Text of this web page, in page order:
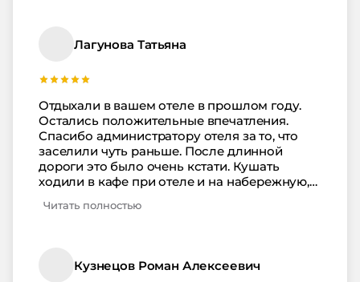
скучать было некогда. Еда в кафе при отеле
вкусная, свежая и в меню есть большой
доброжелательный. Вернемся к вам снова!
Лагунова Татьяна
Отдыхали в вашем отеле в прошлом году.
Остались положительные впечатления.
Спасибо администратору отеля за то, что
заселили чуть раньше. После длинной
дороги это было очень кстати. Кушать
ходили в кафе при отеле и на набережную,
погулять. Бассейн большой, вода в нем
конечно неимоверная. Все супер, спасибо
за гостеприимство.
Читать полностью
Кузнецов Роман Алексеевич